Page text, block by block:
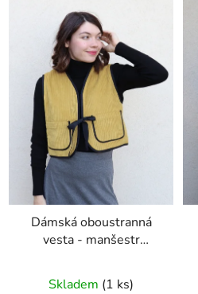
Dámská oboustranná
vesta - manšestr
Skladem (1 ks)